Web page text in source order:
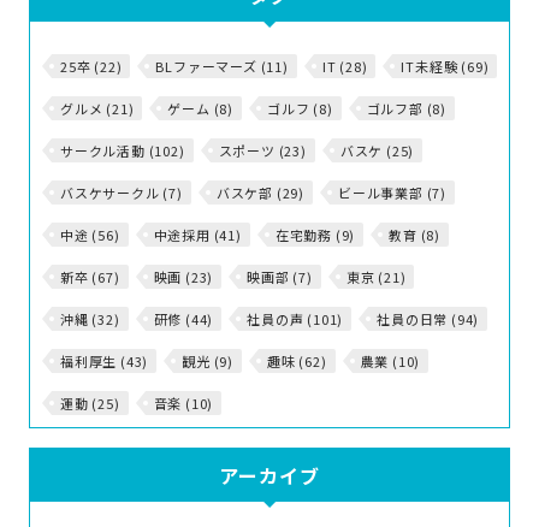
25卒 (22) BLファーマーズ (11) IT (28) IT未経験 (69)
グルメ (21) ゲーム (8) ゴルフ (8) ゴルフ部 (8)
サークル活動 (102) スポーツ (23) バスケ (25)
バスケサークル (7) バスケ部 (29) ビール事業部 (7)
中途 (56) 中途採用 (41) 在宅勤務 (9) 教育 (8)
新卒 (67) 映画 (23) 映画部 (7) 東京 (21)
沖縄 (32) 研修 (44) 社員の声 (101) 社員の日常 (94)
福利厚生 (43) 観光 (9) 趣味 (62) 農業 (10)
運動 (25) 音楽 (10)
アーカイブ